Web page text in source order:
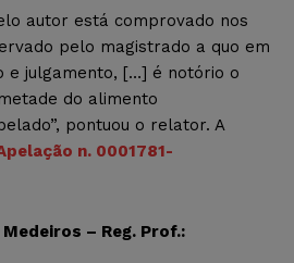
autor está comprovado nos
pelo magistrado a quo em
e julgamento, […] é notório o
do alimento
pontuou o relator. A
n. 0001781-
– Reg. Prof.: